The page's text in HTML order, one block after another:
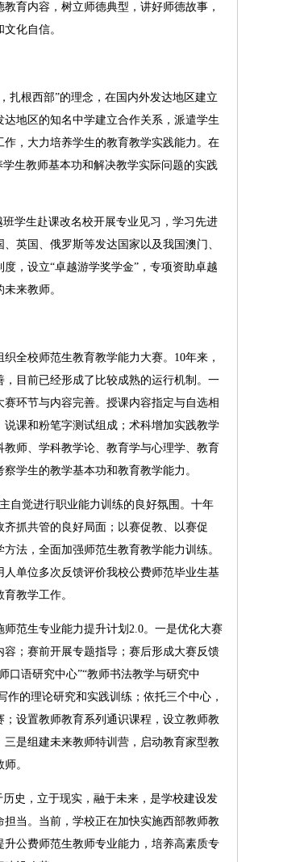
育内容，树立师德典型，讲好师德故事，
化自信。
根西部”的理念，在国内外发达地区建立
地区的知名中学建立合作关系，派遣学生
，大力培养学生的教育教学实践能力。在
生教师基本功和解决教学实际问题的实践
学生赴课改名校开展专业见习，学习先进
英国、俄罗斯等发达国家以及我国澳门、
，设立“卓越游学奖学金”，专项资助卓越
来教师。
校师范生教育教学能力大赛。10年来，
目前已经形成了比较成熟的运行机制。一
环节与内容完善。授课内容指定与自选相
课和粉笔字测试组成；术科增加实践教学
师、学科教学论、教育学与心理学、教育
学生的教学基本功和教育教学能力。
觉进行职业能力训练的良好氛围。十年
抓共管的良好局面；以赛促教、以赛促
法，全面加强师范生教育教学能力训练。
单位多次反馈评价我校公费师范毕业生基
教学工作。
范生专业能力提升计划2.0。一是优化大赛
；赛前开展专题指导；赛后形成大赛反馈
口语研究中心”“教师书法教学与研究中
作的理论研究和实践训练；依托三个中心，
设置教师教育系列通识课程，设立教师教
是组建未来教师特训营，启动教育家型教
。
史，立于现实，融于未来，是学校建设发
当。当前，学校正在加快实施西部教师教
公费师范生教师专业能力，培养高素质专